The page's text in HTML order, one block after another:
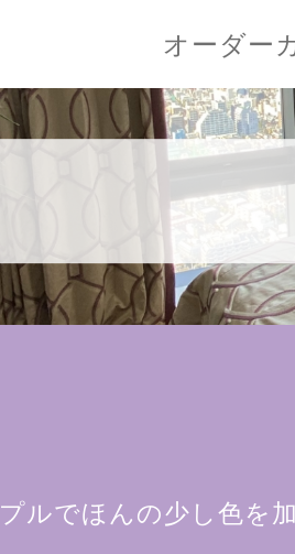
オーダー
ルでほんの少し色を